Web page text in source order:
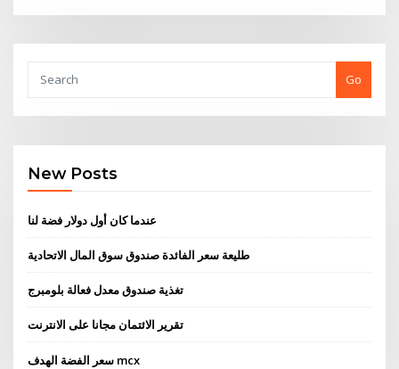
Go
New Posts
عندما كان أول دولار فضة لنا
طليعة سعر الفائدة صندوق سوق المال الاتحادية
تغذية صندوق معدل فعالة بلومبرج
تقرير الائتمان مجانا على الانترنت
سعر الفضة الهدف mcx